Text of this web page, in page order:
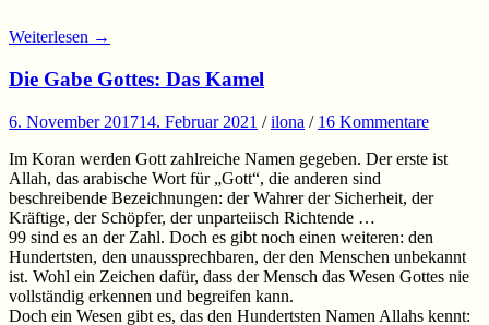
Weiterlesen →
Die Gabe Gottes: Das Kamel
6. November 201714. Februar 2021 /ilona / 16 Kommentare
Im Koran werden Gott zahlreiche Namen gegeben. Der erste ist
Allah, das arabische Wort für „Gott“, die anderen sind
beschreibende Bezeichnungen: der Wahrer der Sicherheit, der
Kräftige, der Schöpfer, der unparteiisch Richtende …
99 sind es an der Zahl. Doch es gibt noch einen weiteren: den
Hundertsten, den unaussprechbaren, der den Menschen unbekannt
ist. Wohl ein Zeichen dafür, dass der Mensch das Wesen Gottes nie
vollständig erkennen und begreifen kann.
Doch ein Wesen gibt es, das den Hundertsten Namen Allahs kennt: